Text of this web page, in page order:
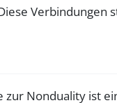
Verbindungen
zur Nonduality ist